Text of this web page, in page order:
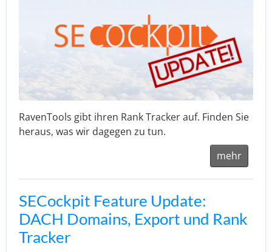
RavenTools gibt ihren Rank Tracker auf. Finden Sie
heraus, was wir dagegen zu tun.
mehr
SECockpit Feature Update:
DACH Domains, Export und Rank
Tracker